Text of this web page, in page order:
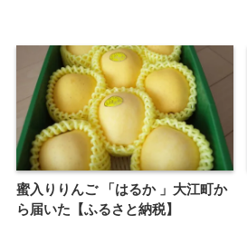
蜜入りりんご 「はるか 」大江町か
ら届いた【ふるさと納税】